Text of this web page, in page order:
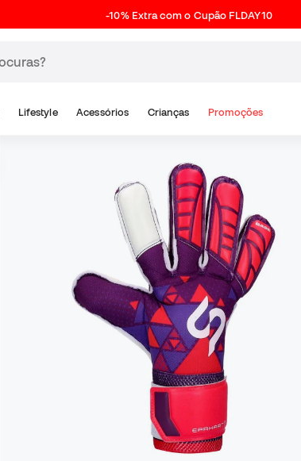
-10% Extra com o Cupão FLDAY10
Lifestyle Acessórios Crianças Promoções